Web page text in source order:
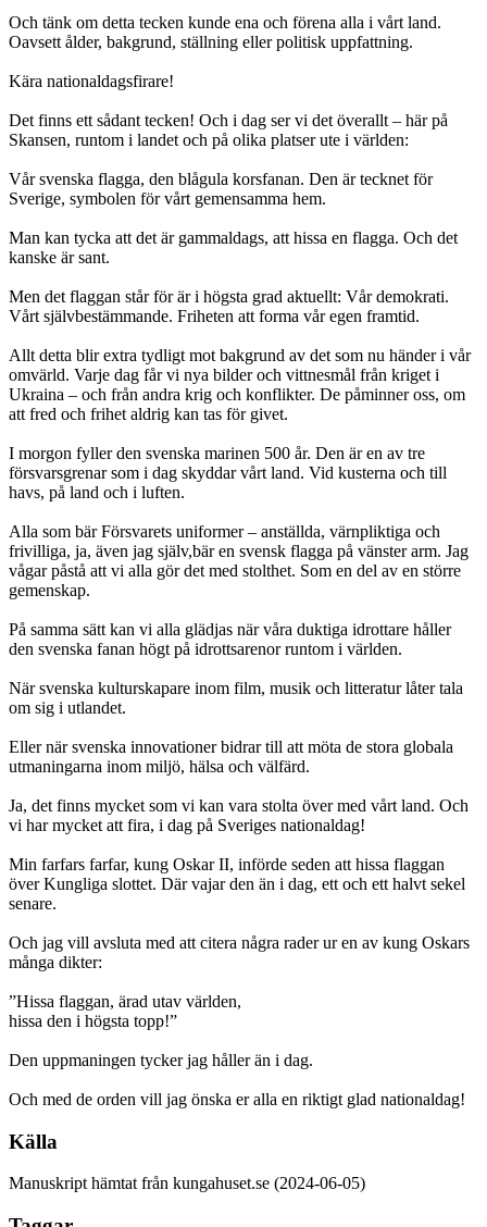
Och tänk om detta tecken kunde ena och förena alla i vårt land.
Oavsett ålder, bakgrund, ställning eller politisk uppfattning.
Kära nationaldagsfirare!
Det finns ett sådant tecken! Och i dag ser vi det överallt – här på
Skansen, runtom i landet och på olika platser ute i världen:
Vår svenska flagga, den blågula korsfanan. Den är tecknet för
Sverige, symbolen för vårt gemensamma hem.
Man kan tycka att det är gammaldags, att hissa en flagga. Och det
kanske är sant.
Men det flaggan står för är i högsta grad aktuellt: Vår demokrati.
Vårt självbestämmande. Friheten att forma vår egen framtid.
Allt detta blir extra tydligt mot bakgrund av det som nu händer i vår
omvärld. Varje dag får vi nya bilder och vittnesmål från kriget i
Ukraina – och från andra krig och konflikter. De påminner oss, om
att fred och frihet aldrig kan tas för givet.
I morgon fyller den svenska marinen 500 år. Den är en av tre
försvarsgrenar som i dag skyddar vårt land. Vid kusterna och till
havs, på land och i luften.
Alla som bär Försvarets uniformer – anställda, värnpliktiga och
frivilliga, ja, även jag själv,bär en svensk flagga på vänster arm. Jag
vågar påstå att vi alla gör det med stolthet. Som en del av en större
gemenskap.
På samma sätt kan vi alla glädjas när våra duktiga idrottare håller
den svenska fanan högt på idrottsarenor runtom i världen.
När svenska kulturskapare inom film, musik och litteratur låter tala
om sig i utlandet.
Eller när svenska innovationer bidrar till att möta de stora globala
utmaningarna inom miljö, hälsa och välfärd.
Ja, det finns mycket som vi kan vara stolta över med vårt land. Och
vi har mycket att fira, i dag på Sveriges nationaldag!
Min farfars farfar, kung Oskar II, införde seden att hissa flaggan
över Kungliga slottet. Där vajar den än i dag, ett och ett halvt sekel
senare.
Och jag vill avsluta med att citera några rader ur en av kung Oskars
många dikter:
”Hissa flaggan, ärad utav världen,
hissa den i högsta topp!”
Den uppmaningen tycker jag håller än i dag.
Och med de orden vill jag önska er alla en riktigt glad nationaldag!
Källa
Manuskript hämtat från kungahuset.se (2024-06-05)